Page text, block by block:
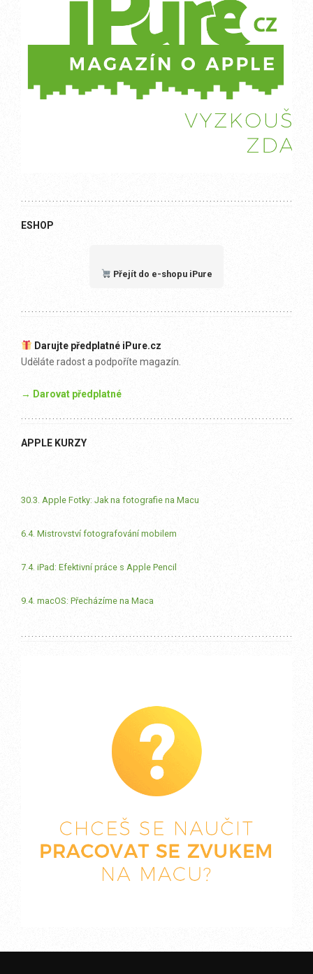
ESHOP
Přejít do e-shopu iPure
Darujte předplatné iPure.cz
Uděláte radost a podpoříte magazín.
→ Darovat předplatné
APPLE KURZY
30.3. Apple Fotky: Jak na fotografie na Macu
6.4. Mistrovství fotografování mobilem
7.4. iPad: Efektivní práce s Apple Pencil
9.4. macOS: Přecházíme na Maca